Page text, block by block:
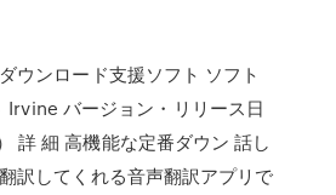
ウンロード支援ソフト ソフト
Irvine バージョン・リリース日
詳 細 高機能な定番ダウン 話し
訳してくれる音声翻訳アプリで